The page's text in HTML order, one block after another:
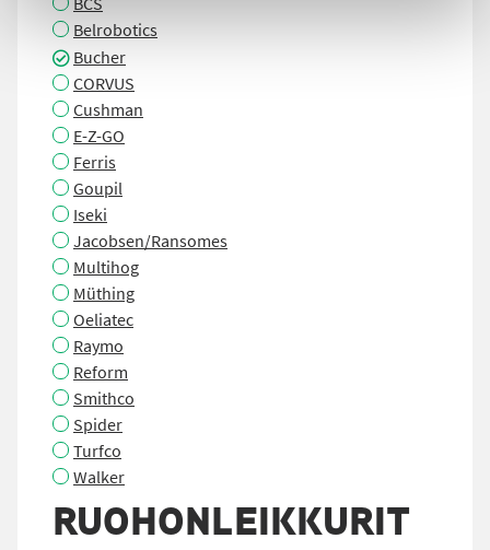
Belrobotics
Bucher
CORVUS
Cushman
E-Z-GO
Ferris
Goupil
Iseki
Jacobsen/Ransomes
Multihog
Müthing
Oeliatec
Raymo
Reform
Smithco
Spider
Turfco
Walker
RUOHONLEIKKURIT